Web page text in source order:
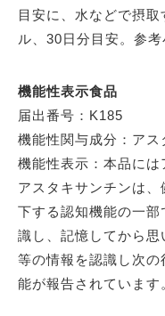
目安に、水などで摂
ル、30日分目安。参
機能性表示食品
届出番号：K185
機能性関与成分：ア
機能性表示：本品には
アスタキサンチンは
下する認知機能の一
識し、記憶してから
等の情報を認識し次
能が報告されています